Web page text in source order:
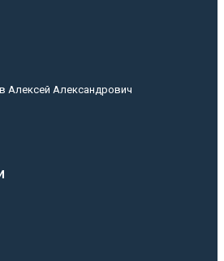
Алексей Александрович